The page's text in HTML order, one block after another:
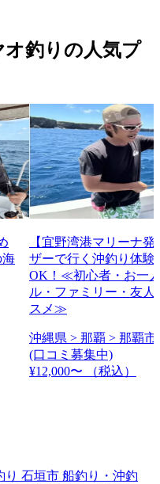
釣りの人気プ
海
【宜野湾港マリーナ
ザーで行く沖釣り体験
OK！≪初心者・お一
ル・ファミリー・友人
スメ≫
沖縄県 > 那覇 > 那覇市
(口コミ募集中)
¥12,000〜
（税込）
り 石垣市 船釣り・沖釣